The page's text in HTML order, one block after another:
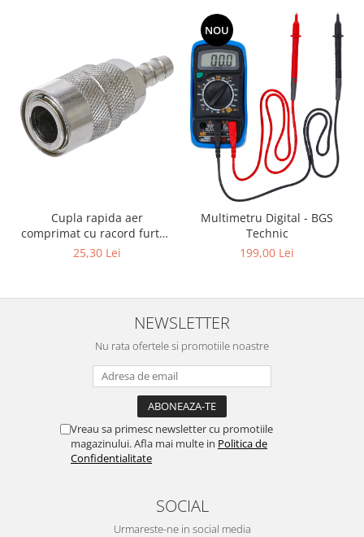
Cupla rapida aer
comprimat cu racord furtun
8 mm (5/16") | SUA / Franta
25,30 Lei
NOU
Multimetru Digital - BGS
Technic
199,00 Lei
NEWSLETTER
Nu rata ofertele si promotiile noastre
Vreau sa primesc newsletter cu promotiile
magazinului. Afla mai multe in Politica de
Confidentialitate
SOCIAL
Urmareste-ne in social media